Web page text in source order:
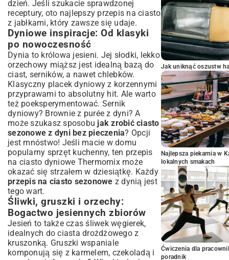
dzień. Jeśli szukacie sprawdzonej
receptury, oto najlepszy przepis na ciasto
z jabłkami, który zawsze się udaje.
Dyniowe inspiracje: Od klasyki
po nowoczesność
Dynia to królowa jesieni. Jej słodki, lekko
orzechowy miąższ jest idealną bazą do
ciast, serników, a nawet chlebków.
Klasyczny placek dyniowy z korzennymi
przyprawami to absolutny hit. Ale warto
też poeksperymentować. Sernik
dyniowy? Brownie z purée z dyni? A
może szukasz sposobu jak zrobić ciasto
sezonowe z dyni bez pieczenia? Opcji
jest mnóstwo! Jeśli macie w domu
popularny sprzęt kuchenny, ten przepis
na ciasto dyniowe Thermomixmoże
okazać się strzałem w dziesiątkę. Każdy
przepis na ciasto sezonowe z dynią jest
tego wart.
Śliwki, gruszki i orzechy:
Bogactwo jesiennych zbiorów
Jesień to także czas śliwek węgierek,
idealnych do ciasta drożdżowego z
kruszonką. Gruszki wspaniale
komponują się z karmelem, czekoladą i
Jak uniknąć oszustw
Najlepsza piekarnia w
lokalnych smakach
Ćwiczenia dla
poradnik